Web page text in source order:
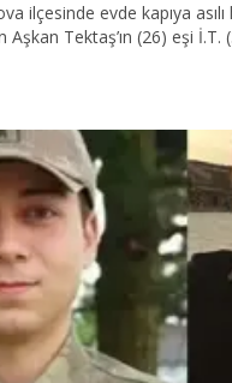
ilçesinde evde kapıya
Tektaş’ın (26) eşi İ.T.
koluna astığı belirtildi.
Gündem